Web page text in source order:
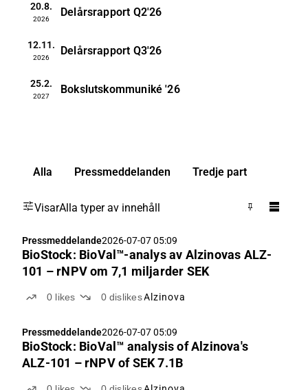
20.8.
2026
Delårsrapport Q2'26
12.11.
2026
Delårsrapport Q3'26
25.2.
2027
Bokslutskommuniké '26
Alla Pressmeddelanden Tredje part
VisarAlla typer av innehåll
Pressmeddelande2026-07-07 05:09
BioStock: BioVal™-analys av Alzinovas ALZ-
101 – rNPV om 7,1 miljarder SEK
0 likes 0 dislikesAlzinova
Pressmeddelande2026-07-07 05:09
BioStock: BioVal™ analysis of Alzinova's
ALZ-101 – rNPV of SEK 7.1B